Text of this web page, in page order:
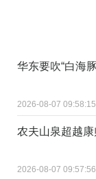
华东要吹“白海
2026-08-07 09:58:15
农夫山泉超越康
2026-08-07 09:57:56